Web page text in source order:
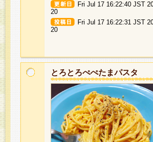
Fri Jul 17 16:22:40 JST
20
Fri Jul 17 16:22:31 JST
20
とろとろぺぺたまパスタ